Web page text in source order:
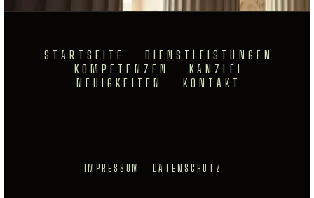
STARTSEITE
DIENSTLEISTUNGEN
KOMPETENZEN
KANZLEI
NEUIGKEITEN
KONTAKT
IMPRESSUM DATENSCHUTZ